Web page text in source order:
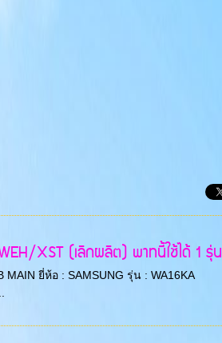
XST (เลิกผลิต) พาทนี้ใช้ได้ 1 รุ่น
ยี่ห้อ : SAMSUNG รุ่น : WA16KA